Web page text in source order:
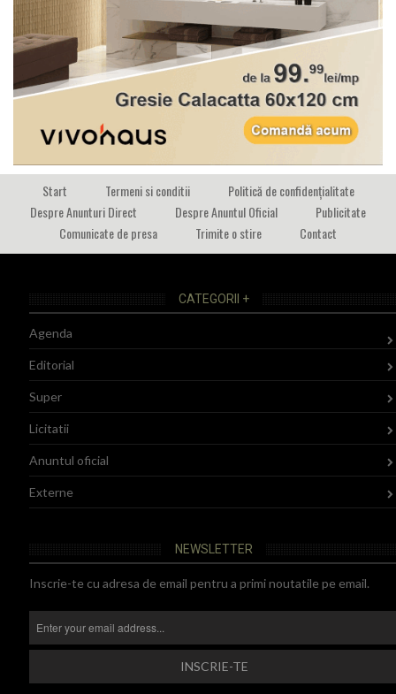
Start Termeni si conditii
Politică de confidențialitate
Despre Anunturi Direct
Despre Anuntul Oficial
Publicitate
Comunicate de presa
Trimite o stire Contact
CATEGORII +
Agenda
Editorial
Super
Licitatii
Anuntul oficial
Externe
NEWSLETTER
Inscrie-te cu adresa de email pentru a primi noutatile pe email.